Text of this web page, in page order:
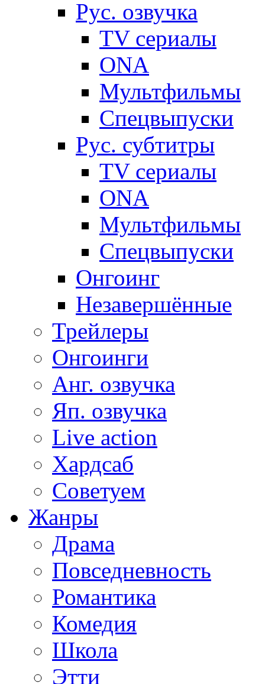
Рус. озвучка
TV сериалы
ONA
Мультфильмы
Спецвыпуски
Рус. субтитры
TV сериалы
ONA
Мультфильмы
Спецвыпуски
Онгоинг
Незавершённые
Трейлеры
Онгоинги
Анг. озвучка
Яп. озвучка
Live action
Хардсаб
Советуем
Жанры
Драма
Повседневность
Романтика
Комедия
Школа
Этти